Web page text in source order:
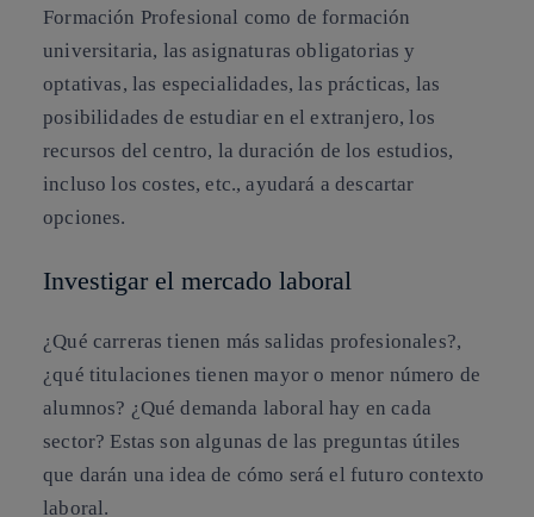
Formación Profesional como de formación
universitaria, las asignaturas obligatorias y
optativas, las especialidades, las prácticas, las
posibilidades de estudiar en el extranjero, los
recursos del centro, la duración de los estudios,
incluso los costes, etc., ayudará a descartar
opciones.
Investigar el mercado laboral
¿Qué carreras tienen más salidas profesionales?,
¿qué titulaciones tienen mayor o menor número de
alumnos? ¿Qué demanda laboral hay en cada
sector? Estas son algunas de las preguntas útiles
que darán una idea de cómo será el futuro contexto
laboral.